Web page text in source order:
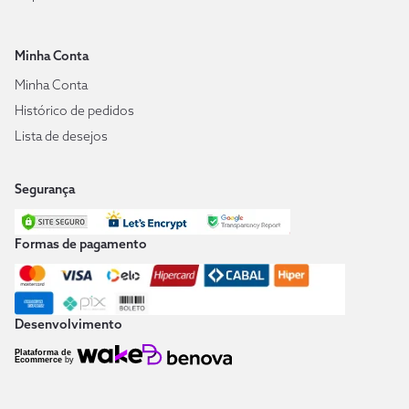
Minha Conta
Minha Conta
Histórico de pedidos
Lista de desejos
Segurança
Formas de pagamento
Desenvolvimento